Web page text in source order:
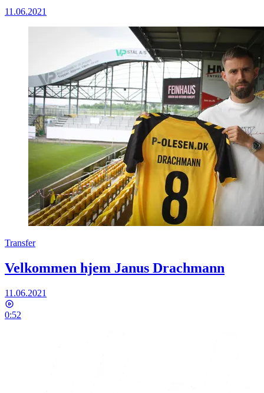
11.06.2021
Transfer
Velkommen hjem Janus Drachmann
11.06.2021
0:52